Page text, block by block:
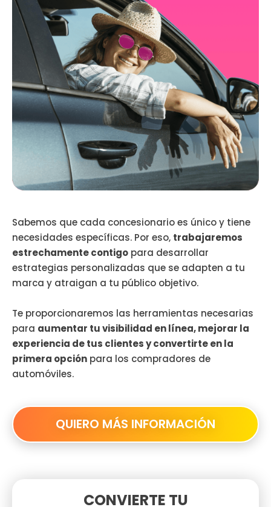
Sabemos que cada concesionario es único y tiene
necesidades específicas. Por eso, trabajaremos
estrechamente contigo para desarrollar
estrategias personalizadas que se adapten a tu
marca y atraigan a tu público objetivo.
Te proporcionaremos las herramientas necesarias
para aumentar tu visibilidad en línea, mejorar la
experiencia de tus clientes y convertirte en la
primera opción para los compradores de
automóviles.
QUIERO MÁS INFORMACIÓN
CONVIERTE TU